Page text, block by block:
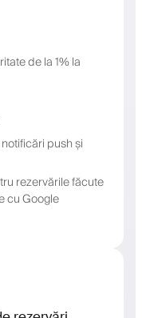
de la 1% la
push și
rezervările făcute
cu Google